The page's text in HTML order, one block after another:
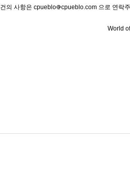
건의 사항은 cpueblo cpueblo.com 으로 연락
World